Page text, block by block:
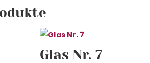
Glas Nr. 7